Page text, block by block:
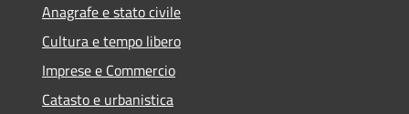
Anagrafe e stato civile
Cultura e tempo libero
Imprese e Commercio
Catasto e urbanistica